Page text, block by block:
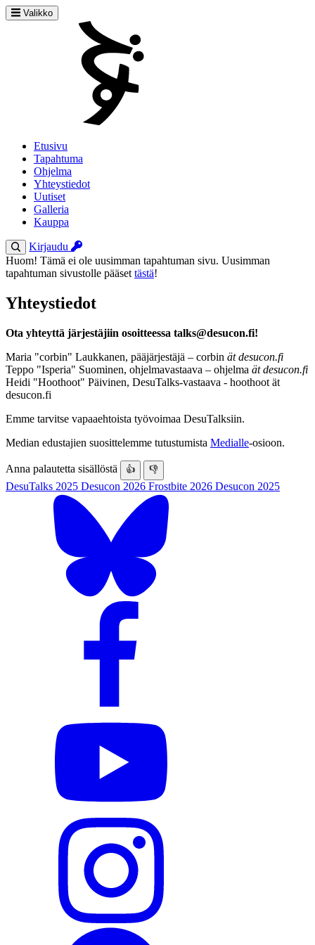
Valikko
Etusivu
Tapahtuma
Ohjelma
Yhteystiedot
Uutiset
Galleria
Kauppa
Kirjaudu
Huom! Tämä ei ole uusimman tapahtuman sivu. Uusimman
tapahtuman sivustolle pääset tästä!
Yhteystiedot
Ota yhteyttä järjestäjiin osoitteessa talks@desucon.fi!
Maria "corbin" Laukkanen, pääjärjestäjä – corbin ät desucon.fi
Teppo "Isperia" Suominen, ohjelmavastaava – ohjelma ät desucon.fi
Heidi "Hoothoot" Päivinen, DesuTalks-vastaava - hoothoot ät
desucon.fi
Emme tarvitse vapaaehtoista työvoimaa DesuTalksiin.
Median edustajien suosittelemme tutustumista Medialle-osioon.
Anna palautetta sisällöstä 👍 👎
DesuTalks 2025 Desucon 2026 Frostbite 2026 Desucon 2025